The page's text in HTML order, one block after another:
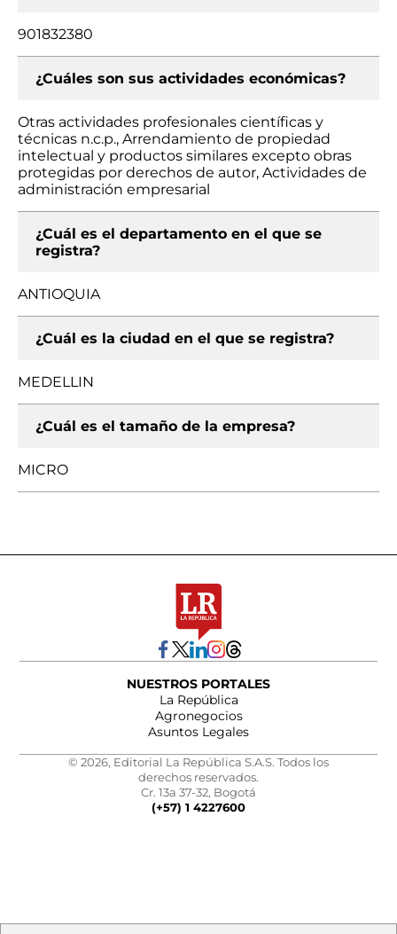
901832380
¿Cuáles son sus actividades económicas?
Otras actividades profesionales científicas y
técnicas n.c.p., Arrendamiento de propiedad
intelectual y productos similares excepto obras
protegidas por derechos de autor, Actividades de
administración empresarial
¿Cuál es el departamento en el que se
registra?
ANTIOQUIA
¿Cuál es la ciudad en el que se registra?
MEDELLIN
¿Cuál es el tamaño de la empresa?
MICRO
NUESTROS PORTALES
La República
Agronegocios
Asuntos Legales
© 2026, Editorial La República S.A.S. Todos los
derechos reservados.
Cr. 13a 37-32, Bogotá
(+57) 1 4227600